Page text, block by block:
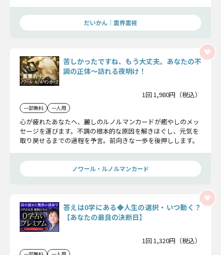
だいかん｜霊界霊視
苦しかったですね、もう大丈夫。あなたの不
調の正体〜訪れる夜明け！
1回 1,980円（税込）
一部無料 一人用
心が疲れたあなたへ、麗しのルノルマンカードが癒やしのメッ
セージを運びます。不調の根本的な原因を解きほぐし、元気を
取り戻せるまでの過程を予言。前向きな一歩を後押しします。
ノワール・ルノルマンカード
答えは0学にある◆人生の選択・いつ動く？
【あなたの最良の決断日】
1回 1,320円（税込）